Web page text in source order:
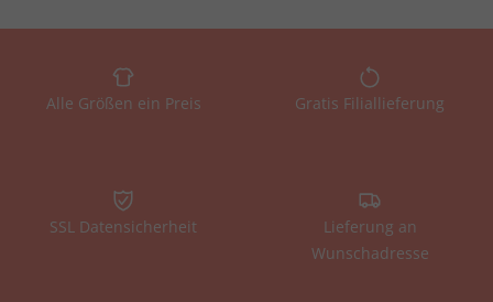
Alle Größen ein Preis Gratis Filiallieferung
SSL Datensicherheit
Lieferung an
Wunschadresse